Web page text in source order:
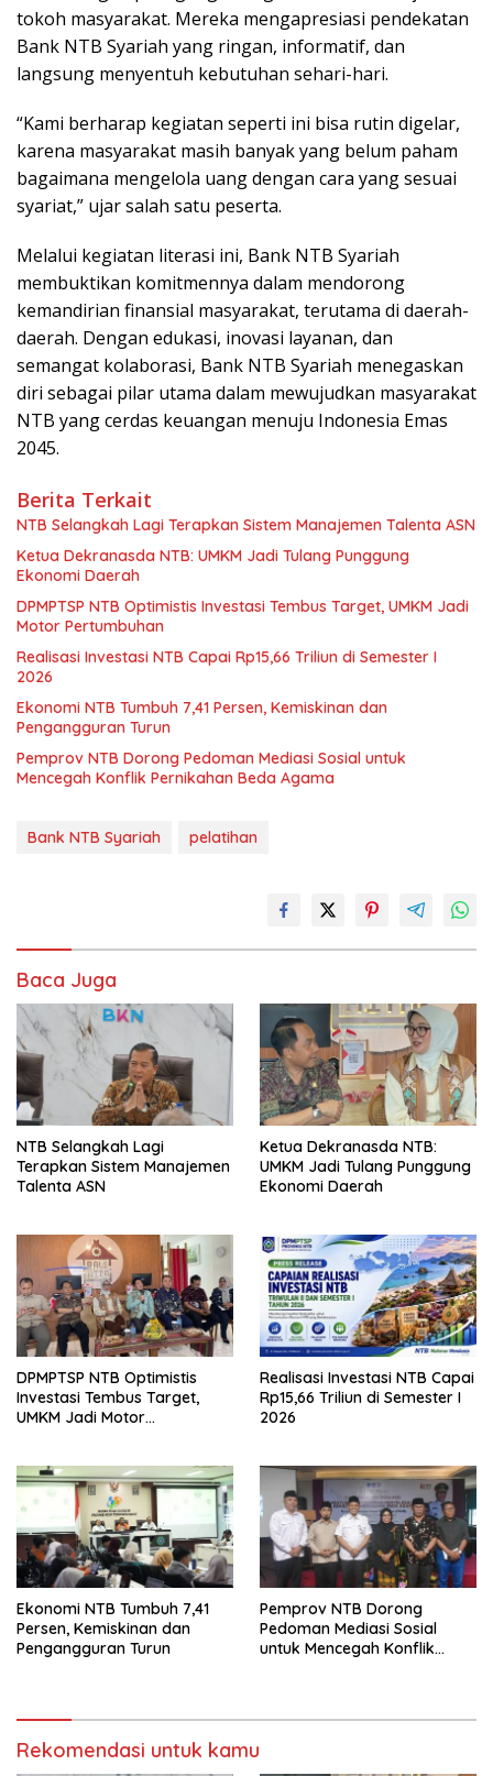
tokoh masyarakat. Mereka mengapresiasi pendekatan
Bank NTB Syariah yang ringan, informatif, dan
langsung menyentuh kebutuhan sehari-hari.
“Kami berharap kegiatan seperti ini bisa rutin digelar,
karena masyarakat masih banyak yang belum paham
bagaimana mengelola uang dengan cara yang sesuai
syariat,” ujar salah satu peserta.
Melalui kegiatan literasi ini, Bank NTB Syariah
membuktikan komitmennya dalam mendorong
kemandirian finansial masyarakat, terutama di daerah-
daerah. Dengan edukasi, inovasi layanan, dan
semangat kolaborasi, Bank NTB Syariah menegaskan
diri sebagai pilar utama dalam mewujudkan masyarakat
NTB yang cerdas keuangan menuju Indonesia Emas
2045.
Berita Terkait
NTB Selangkah Lagi Terapkan Sistem Manajemen Talenta ASN
Ketua Dekranasda NTB: UMKM Jadi Tulang Punggung
Ekonomi Daerah
DPMPTSP NTB Optimistis Investasi Tembus Target, UMKM Jadi
Motor Pertumbuhan
Realisasi Investasi NTB Capai Rp15,66 Triliun di Semester I
2026
Ekonomi NTB Tumbuh 7,41 Persen, Kemiskinan dan
Pengangguran Turun
Pemprov NTB Dorong Pedoman Mediasi Sosial untuk
Mencegah Konflik Pernikahan Beda Agama
Bank NTB Syariah pelatihan
Baca Juga
NTB Selangkah Lagi
Terapkan Sistem Manajemen
Talenta ASN
Ketua Dekranasda NTB:
UMKM Jadi Tulang Punggung
Ekonomi Daerah
DPMPTSP NTB Optimistis
Investasi Tembus Target,
UMKM Jadi Motor
Realisasi Investasi NTB Capai
Rp15,66 Triliun di Semester I
2026
Ekonomi NTB Tumbuh 7,41
Persen, Kemiskinan dan
Pengangguran Turun
Pemprov NTB Dorong
Pedoman Mediasi Sosial
untuk Mencegah Konflik
Rekomendasi untuk kamu